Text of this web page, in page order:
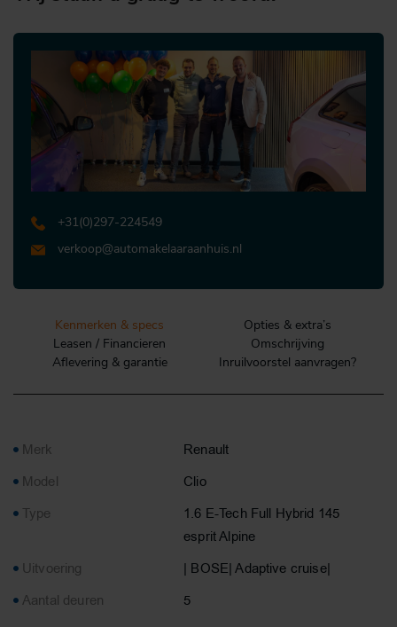
+31 (0)297-224549
verkoop@automakelaaraanhuis.nl
Kenmerken & specs
Opties & extra’s
Leasen / Financieren
Omschrijving
Aflevering & garantie
Inruilvoorstel aanvragen?
Merk
Renault
Model
Clio
Type
1.6 E-Tech Full Hybrid 145
esprit Alpine
Uitvoering
| BOSE| Adaptive cruise|
Aantal deuren
5